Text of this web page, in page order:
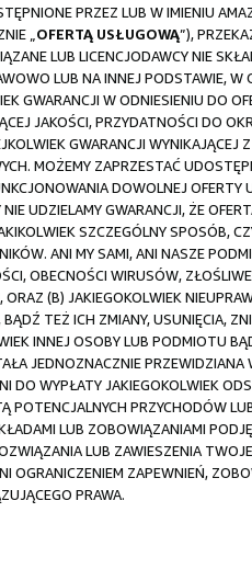
PRZEZ LUB W IMIENIU
„ OFERTĄ USŁUGOWĄ”),
LUB LICENCJODAWCY NIE
LUB NA INNEJ PODSTAWIE, W
GWARANCJI W ODNIESIENIU DO
JAKOŚCI, PRZYDATNOŚCI DO
GWARANCJI WYNIKAJĄCEJ
MOŻEMY ZAPRZESTAĆ
DOWOLNEJ OFERTY
UDZIELAMY GWARANCJI, ŻE
SZCZEGÓLNY SPOSÓB,
ANI MY SAMI, ANI NASZE
OBECNOŚCI WIRUSÓW,
(B) JAKIEGOKOLWIEK
TEŻ ICH ZMIANY, USUNIĘCIA,
INNEJ OSOBY LUB PODMIOTU
JEDNOZNACZNIE PRZEWIDZIANA
DO WYPŁATY JAKIEGOKOLWIEK
POTENCJALNYCH PRZYCHODÓW
LUB ZOBOWIĄZANIAMI
LUB ZAWIESZENIA
OGRANICZENIEM ZAPEWNIEŃ,
PRAWA.